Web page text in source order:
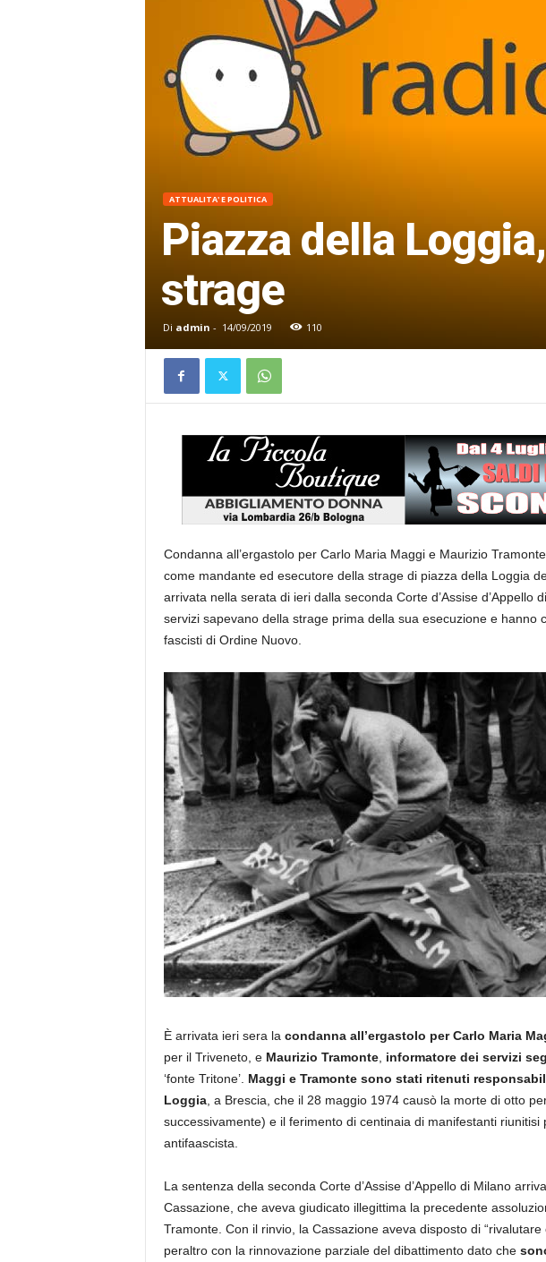
ATTUALITA' E POLITICA
Piazza della
strage
Di admin - 14/09/2019 110
Condanna all’ergastolo per Carlo Maria Maggi e Maurizio
come mandante ed esecutore della strage di piazza della Loggia
arrivata nella serata di ieri dalla seconda Corte d’Assise d’Appello
servizi sapevano della strage prima della sua esecuzione e hanno
fascisti di Ordine Nuovo.
È arrivata ieri sera la condanna all’ergastolo per Carlo Maria
per il Triveneto, e Maurizio Tramonte, informatore dei servizi
‘fonte Tritone’. Maggi e Tramonte sono stati ritenuti
Loggia, a Brescia, che il 28 maggio 1974 causò la morte di otto
successivamente) e il ferimento di centinaia di manifestanti
antifaascista.
La sentenza della seconda Corte d’Assise d’Appello di Milano
Cassazione, che aveva giudicato illegittima la precedente
Tramonte. Con il rinvio, la Cassazione aveva disposto di “rivalutare
peraltro con la rinnovazione parziale del dibattimento dato che